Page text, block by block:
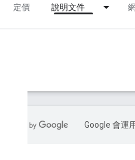
定價 說明文件
Google 會運